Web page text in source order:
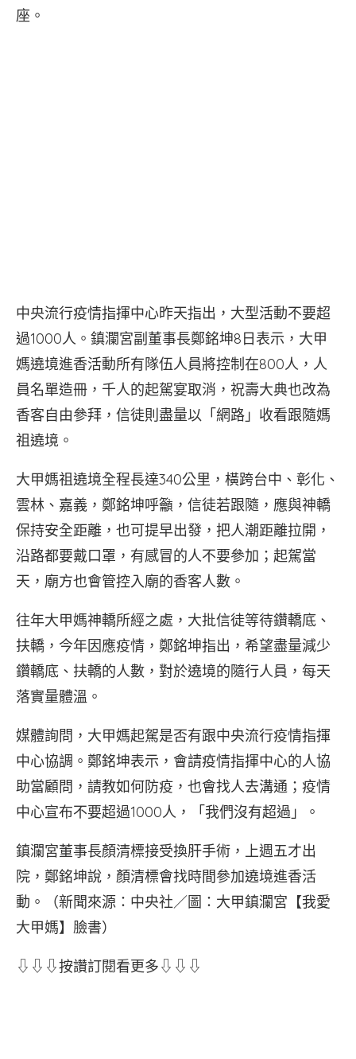
座。
中央流行疫情指揮中心昨天指出，大型活動不要超
過1000人。鎮瀾宮副董事長鄭銘坤8日表示，大甲
媽遶境進香活動所有隊伍人員將控制在800人，人
員名單造冊，千人的起駕宴取消，祝壽大典也改為
香客自由參拜，信徒則盡量以「網路」收看跟隨媽
祖遶境。
大甲媽祖遶境全程長達340公里，橫跨台中、彰化、
雲林、嘉義，鄭銘坤呼籲，信徒若跟隨，應與神轎
保持安全距離，也可提早出發，把人潮距離拉開，
沿路都要戴口罩，有感冒的人不要參加；起駕當
天，廟方也會管控入廟的香客人數。
往年大甲媽神轎所經之處，大批信徒等待鑽轎底、
扶轎，今年因應疫情，鄭銘坤指出，希望盡量減少
鑽轎底、扶轎的人數，對於遶境的隨行人員，每天
落實量體溫。
媒體詢問，大甲媽起駕是否有跟中央流行疫情指揮
中心協調。鄭銘坤表示，會請疫情指揮中心的人協
助當顧問，請教如何防疫，也會找人去溝通；疫情
中心宣布不要超過1000人，「我們沒有超過」。
鎮瀾宮董事長顏清標接受換肝手術，上週五才出
院，鄭銘坤說，顏清標會找時間參加遶境進香活
動。（新聞來源：中央社／圖：大甲鎮瀾宮【我愛
大甲媽】臉書）
⇩⇩⇩按讚訂閱看更多⇩⇩⇩